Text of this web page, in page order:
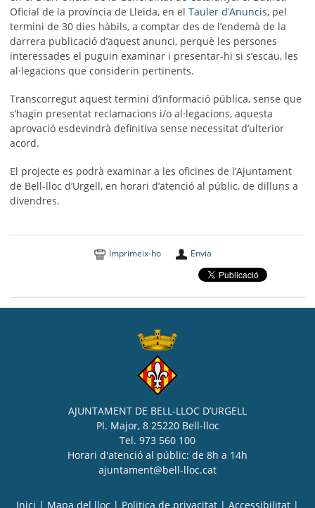
Oficial de la província de Lleida, en elTauler d’Anuncis, pel
termini de 30 dies hàbils, a comptar des de l’endemà de la
darrera publicació d’aquest anunci, perquè les persones
interessades el puguin examinar i presentar-hi si s’escau, les
al·legacions que considerin pertinents.
Transcorregut aquest termini d’informació pública, sense que
s’hagin presentat reclamacions i/o al·legacions, aquesta
aprovació esdevindrà definitiva sense necessitat d’ulterior
acord.
El projecte es podrà examinar a les oficines de l’Ajuntament
de Bell-lloc d’Urgell, en horari d’atenció al públic, de dilluns a
divendres.
Imprimeix-ho Envia
AJUNTAMENT DE BELL-LLOC D’URGELL
Pl. Major, 8 25220 Bell-lloc
Tel. 973 560 100
Horari d'atenció al públic: de 8h a 14h
ajuntament@bell-lloc.cat